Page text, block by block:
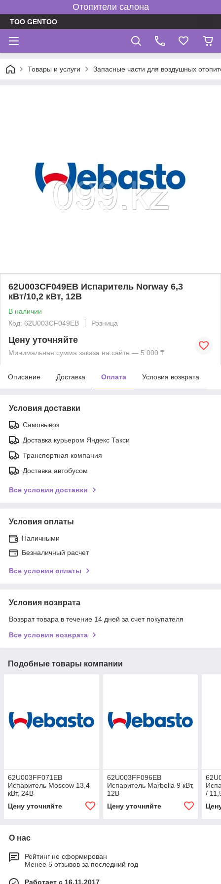
Отопители салона
TOO GENTOO
Товары и услуги Запасные части для воздушных
62U003CF049EB Испаритель Norway 6,3
кВт/10,2 кВт, 12В
В наличии
Код: 62U003CF049EB
Розница
Цену уточняйте
Минимальная сумма заказа на сайте — 5 000 ₸
Описание Доставка Оплата Условия возврата
Условия доставки
Самовывоз
Доставка курьером Яндекс Такси
Транспортная компания
Доставка автобусом
Все условия доставки
Условия оплаты
Наличными
Безналичный расчет
Все условия оплаты
Условия возврата
Возврат товара в течение 14 дней за счет покупателя
Все условия возврата
Подобные товары компании
62U003FF071EB
Испаритель Moscow 13,4
кВт, 24В
Цену уточняйте
62U003FF096EB
Испаритель Marbella 9 кВт,
12В
Цену уточняйте
/
О нас
Рейтинг не сформирован
Менее 5 отзывов за последний год
Работает с 16.11.2017